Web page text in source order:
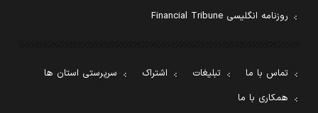
روزنامه انگلیسی Financial Tribune
تماس با ما تبلیغات اشتراک
سرپرستی استان ها
همکاری با ما